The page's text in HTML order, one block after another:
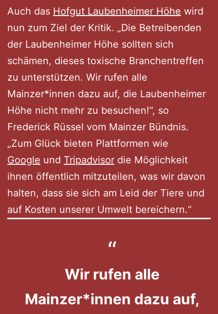
Auch das Hofgut Laubenheimer Höhe wird
nun zum Ziel der Kritik. „Die Betreibenden
der Laubenheimer Höhe sollten sich
schämen, dieses toxische Branchentreffen
zu unterstützen. Wir rufen alle
Mainzer*innen dazu auf, die Laubenheimer
Höhe nicht mehr zu besuchen!“, so
Frederick Rüssel vom Mainzer Bündnis.
„Zum Glück bieten Plattformen wie
Google und Tripadvisor die Möglichkeit
ihnen öffentlich mitzuteilen, was wir davon
halten, dass sie sich am Leid der Tiere und
auf Kosten unserer Umwelt bereichern.“
Wir rufen alle
Mainzer*innen dazu auf,